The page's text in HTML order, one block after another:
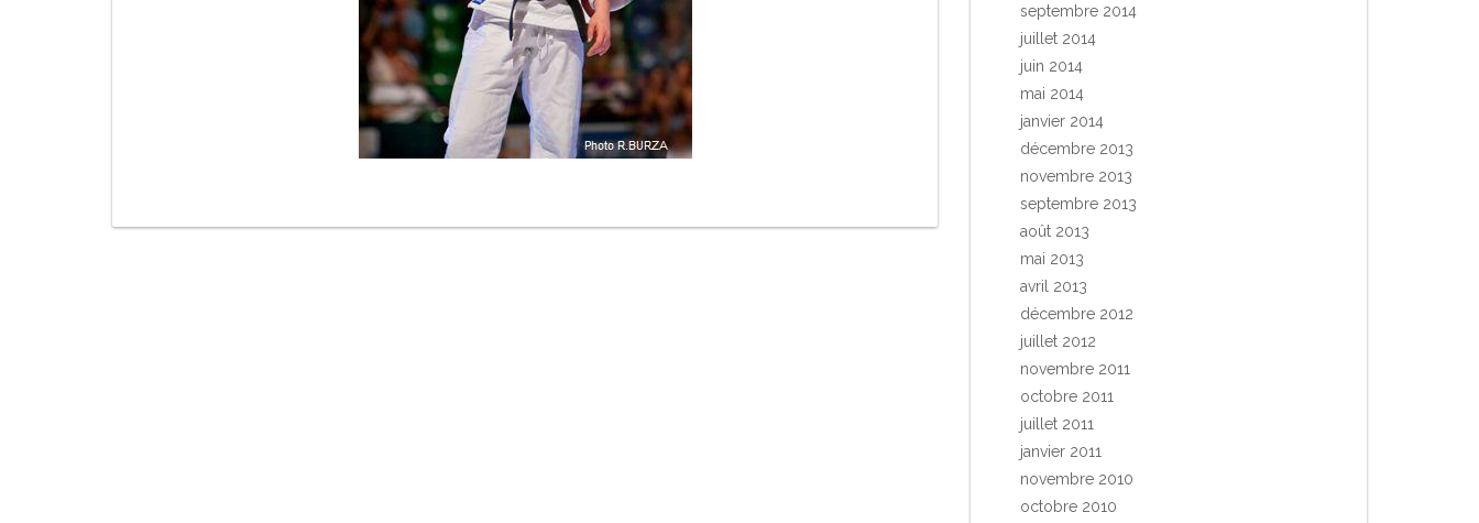
septembre 2014
juillet 2014
juin 2014
mai 2014
janvier 2014
décembre 2013
novembre 2013
septembre 2013
août 2013
mai 2013
avril 2013
décembre 2012
juillet 2012
novembre 2011
octobre 2011
juillet 2011
janvier 2011
novembre 2010
octobre 2010